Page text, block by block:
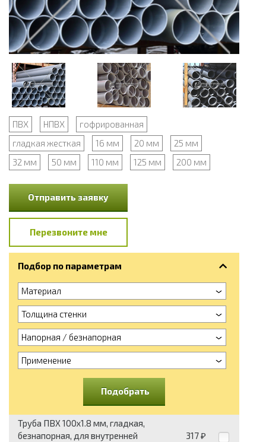
ПВХ НПВХ
гофрированная
гладкая жесткая
16 мм 20 мм
25 мм
32 мм
50 мм 110 мм 125 мм 200 мм
Отправить заявку
Перезвоните мне
Подбор по параметрам
Материал
Толщина стенки
Напорная / безнапорная
Применение
Подобрать
Труба ПВХ 100x1.8 мм, гладкая,
безнапорная, для внутренней
317 ₽